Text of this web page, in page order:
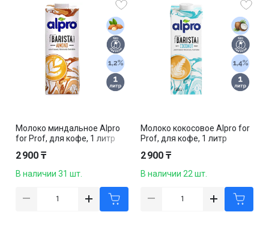
Молоко миндальное Alpro
for Prof, для кофе, 1 литр
2 900 ₸
В наличии 31 шт.
Молоко кокосовое Alpro for
Prof, для кофе, 1 литр
2 900 ₸
В наличии 22 шт.